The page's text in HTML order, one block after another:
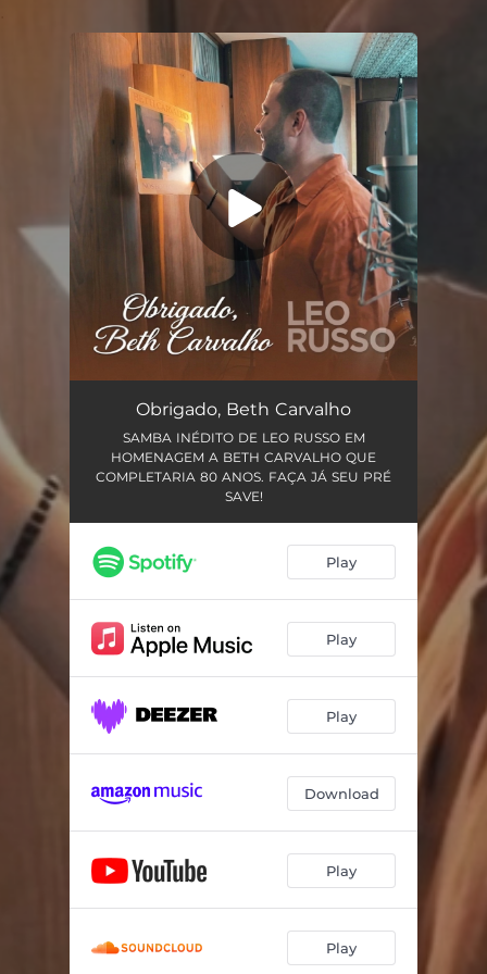
You're all set!
Obrigado, Beth Carvalho (feat. Rildo Hora)
Obrigado, Beth Carvalho
SAMBA INÉDITO DE LEO RUSSO EM
HOMENAGEM A BETH CARVALHO QUE
COMPLETARIA 80 ANOS. FAÇA JÁ SEU PRÉ
SAVE!
Play
Play
Play
Download
Play
Play